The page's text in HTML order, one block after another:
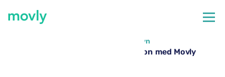
Alle tilgængelige biler i Verona Lufthavn
Billeje i Verona Lufthavn – Cupra Leon med Movly